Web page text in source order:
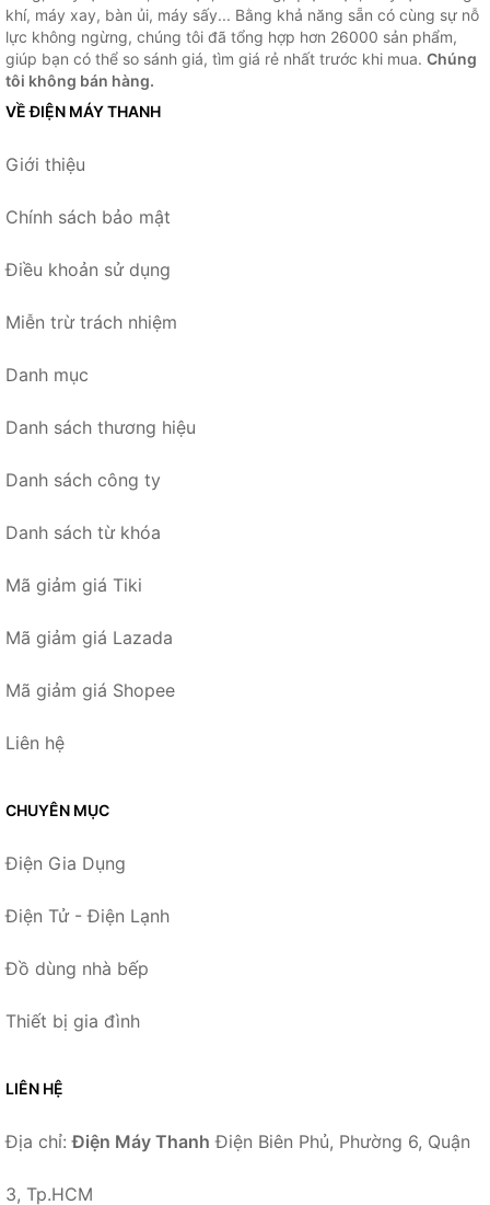
khí, máy xay, bàn ủi, máy sấy... Bằng khả năng sẵn có cùng sự nỗ
lực không ngừng, chúng tôi đã tổng hợp hơn 26000 sản phẩm,
giúp bạn có thể so sánh giá, tìm giá rẻ nhất trước khi mua. Chúng
tôi không bán hàng.
VỀ ĐIỆN MÁY THANH
Giới thiệu
Chính sách bảo mật
Điều khoản sử dụng
Miễn trừ trách nhiệm
Danh mục
Danh sách thương hiệu
Danh sách công ty
Danh sách từ khóa
Mã giảm giá Tiki
Mã giảm giá Lazada
Mã giảm giá Shopee
Liên hệ
CHUYÊN MỤC
Điện Gia Dụng
Điện Tử - Điện Lạnh
Đồ dùng nhà bếp
Thiết bị gia đình
LIÊN HỆ
Địa chỉ:Điện Máy Thanh Điện Biên Phủ, Phường 6, Quận
3, Tp.HCM